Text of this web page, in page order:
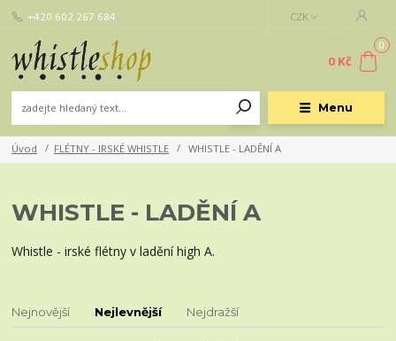
Menu
CZK
+420 602 267 684
0
0 Kč
Úvod FLÉTNY - IRSKÉ WHISTLE WHISTLE - LADĚNÍ A
WHISTLE - LADĚNÍ A
Whistle - irské flétny v ladění high A.
Nejnovější Nejlevnější Nejdražší